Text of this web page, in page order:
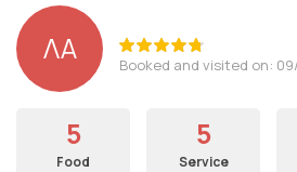
ΛΑ Booked and visited on:
5
Food
5
Service